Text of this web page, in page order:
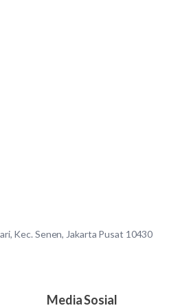
Kec. Senen, Jakarta Pusat 10430
Media Sosial